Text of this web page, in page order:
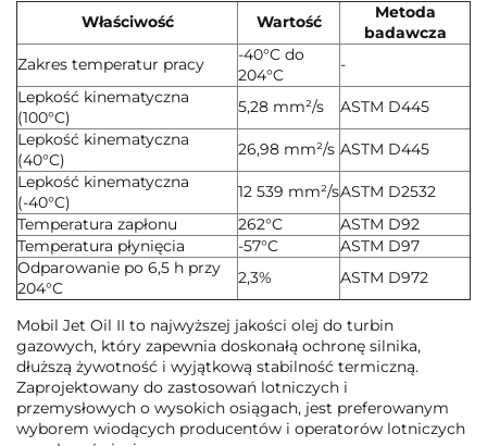
Właściwość Wartość
Metoda
badawcza
Zakres temperatur pracy
-40°C do
204°C
-
Lepkość kinematyczna
(100°C)
5,28 mm²/s
ASTM D445
Lepkość kinematyczna
(40°C)
26,98 mm²/s ASTM D445
Lepkość kinematyczna
(-40°C)
12 539 mm²/sASTM D2532
Temperatura zapłonu
262°C
ASTM D92
Temperatura płynięcia
-57°C
ASTM D97
Odparowanie po 6,5 h przy
204°C
2,3% ASTM D972
Mobil Jet Oil II to najwyższej jakości olej do turbin
gazowych, który zapewnia doskonałą ochronę silnika,
dłuższą żywotność i wyjątkową stabilność termiczną.
Zaprojektowany do zastosowań lotniczych i
przemysłowych o wysokich osiągach, jest preferowanym
wyborem wiodących producentów i operatorów lotniczych